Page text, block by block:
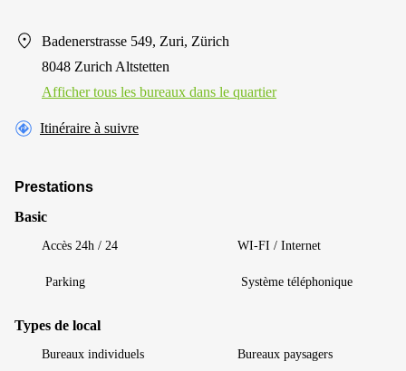
Badenerstrasse 549, Zuri, Zürich
8048 Zurich Altstetten
Afficher tous les bureaux dans le quartier
Itinéraire à suivre
Prestations
Basic
Accès 24h / 24 WI-FI / Internet
Parking Système téléphonique
Types de local
Bureaux individuels Bureaux paysagers